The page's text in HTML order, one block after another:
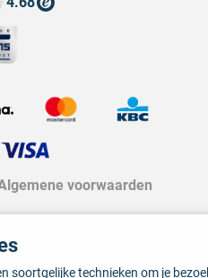
beoordelingen
voorwaarden
soortgelijke technieken om je